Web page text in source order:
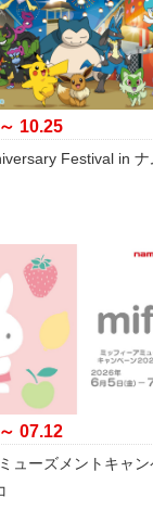
10.25
Festival in ナ
07.12
ューズメントキャン